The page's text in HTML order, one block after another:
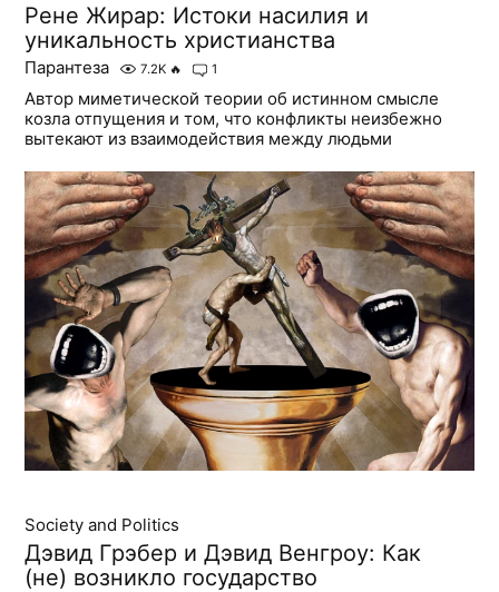
Рене Жирар: Истоки насилия и
уникальность христианства
Парантеза 7.2K 🔥 1
Автор миметической теории об истинном смысле
козла отпущения и том, что конфликты неизбежно
вытекают из взаимодействия между людьми
Society and Politics
Дэвид Грэбер и Дэвид Венгроу: Как
(не) возникло государство